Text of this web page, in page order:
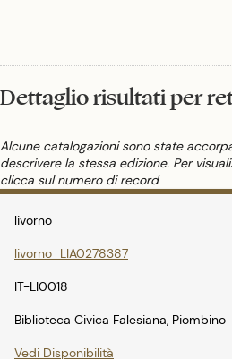
Dettaglio risultati per
Alcune catalogazioni sono state
descrivere la stessa edizione. Per
clicca sul numero di record
livorno
livorno_LIA0278387
IT-LI0018
Biblioteca Civica Falesiana, Piombino
Vedi Disponibilità